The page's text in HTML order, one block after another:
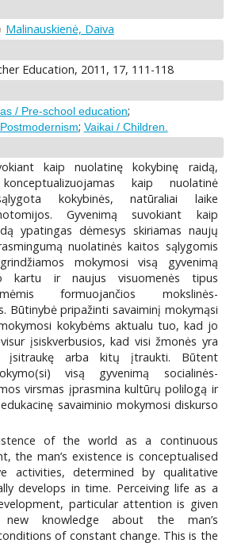
Malinauskienė, Daiva
Education, 2011, 17, 111-118
/ Pre-school education;
; Vaikai / Children.
kaip nuolatinę kokybinę raidą,
kaip nuolatinė
kokybinės, natūraliai laike
Gyvenimą suvokiant kaip
ypatingas dėmesys skiriamas naujų
nuolatinės kaitos sąlygomis
mokymosi visą gyvenimą
kartu ir naujus visuomenės tipus
formuojančios mokslinės-
Būtinybė pripažinti savaiminį mokymąsi
kokybėms aktualu tuo, kad jo
įsiskverbusios, kad visi žmonės yra
arba kitų įtraukti. Būtent
visą gyvenimą socialinės-
virsmas įprasmina kultūrų polilogą ir
savaiminio mokymosi diskurso
of the world as a continuous
the man’s existence is conceptualised
activities, determined by qualitative
develops in time. Perceiving life as a
particular attention is given
knowledge about the man’s
of constant change. This is the